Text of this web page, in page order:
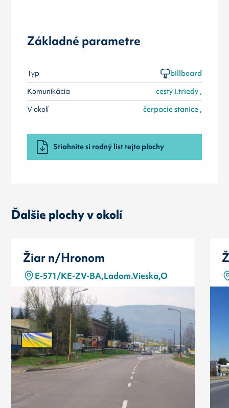
Základné parametre
Typ
billboard
Komunikácia
cesty I.triedy ,
V okolí
čerpacie stanice ,
Stiahnite si rodný list tejto plochy
Ďalšie plochy v okolí
Žiar n/Hronom
E-571/KE-ZV-BA,Ladom.Vieska,O